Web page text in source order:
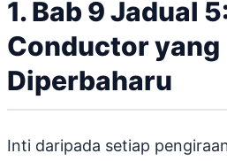
1. Bab 9 Jadual
Conductor yang
Diperbaharu
Inti daripada setiap